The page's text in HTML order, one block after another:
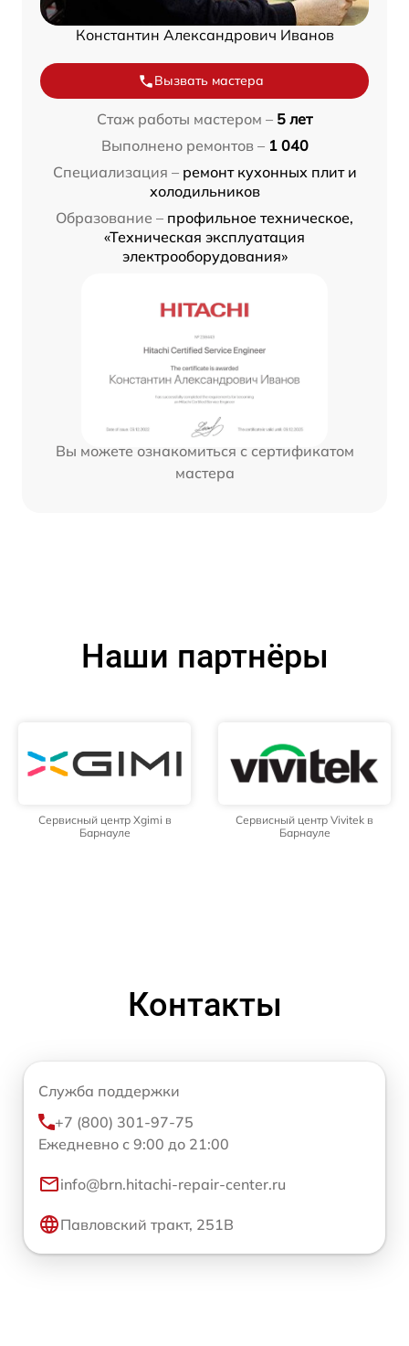
Константин Александрович Иванов
Вызвать мастера
Стаж работы мастером – 5 лет
Выполнено ремонтов – 1 040
Специализация – ремонт кухонных плит и
холодильников
Образование – профильное техническое,
«Техническая эксплуатация
электрооборудования»
Вы можете ознакомиться с сертификатом
мастера
Наши партнёры
Сервисный центр Xgimi в
Барнауле
Сервисный центр Vivitek в
Барнауле
Контакты
Служба поддержки
+7 (800) 301-97-75
Ежедневно с 9:00 до 21:00
info@brn.hitachi-repair-center.ru
Павловский тракт, 251В